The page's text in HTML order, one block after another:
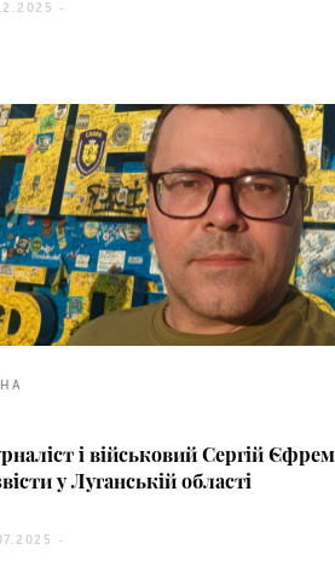
-
і військовий Сергій
у Луганській області
-